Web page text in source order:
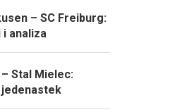
– SC Freiburg:
analiza
– Stal Mielec: